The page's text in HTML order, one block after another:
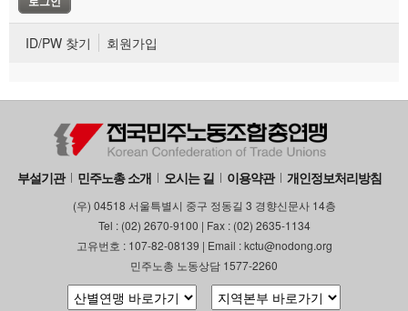
ID/PW 찾기 회원가입
부설기관 민주노총 소개 오시는 길 이용약관 개인정보처리방침
(우) 04518 서울특별시 중구 정동길 3 경향신문사 14층
Tel : (02) 2670-9100 | Fax : (02) 2635-1134
고유번호 : 107-82-08139 | Email : kctu@nodong.org
민주노총 노동상담 1577-2260